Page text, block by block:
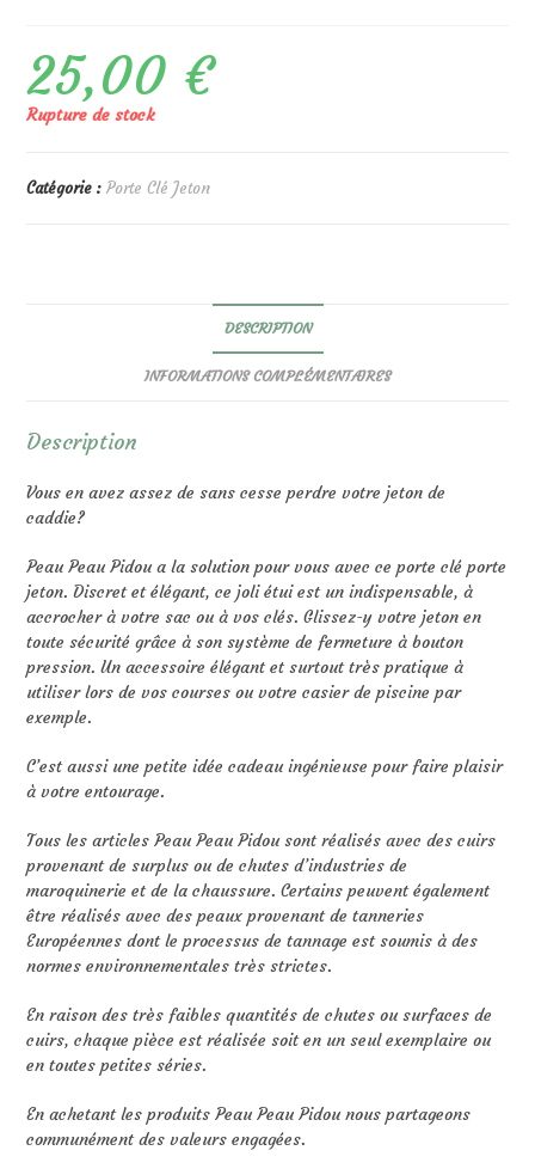
25,00 €
Rupture de stock
Catégorie :Porte Clé Jeton
DESCRIPTION
INFORMATIONS COMPLÉMENTAIRES
Description
Vous en avez assez de sans cesse perdre votre jeton de
caddie?
Peau Peau Pidou a la solution pour vous avec ce porte clé porte
jeton. Discret et élégant, ce joli étui est un indispensable, à
accrocher à votre sac ou à vos clés. Glissez-y votre jeton en
toute sécurité grâce à son système de fermeture à bouton
pression. Un accessoire élégant et surtout très pratique à
utiliser lors de vos courses ou votre casier de piscine par
exemple.
C’est aussi une petite idée cadeau ingénieuse pour faire plaisir
à votre entourage.
Tous les articles Peau Peau Pidou sont réalisés avec des cuirs
provenant de surplus ou de chutes d’industries de
maroquinerie et de la chaussure. Certains peuvent également
être réalisés avec des peaux provenant de tanneries
Européennes dont le processus de tannage est soumis à des
normes environnementales très strictes.
En raison des très faibles quantités de chutes ou surfaces de
cuirs, chaque pièce est réalisée soit en un seul exemplaire ou
en toutes petites séries.
En achetant les produits Peau Peau Pidou nous partageons
communément des valeurs engagées.